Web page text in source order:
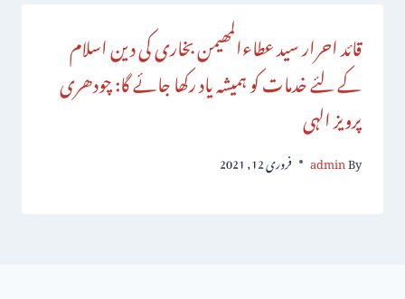
قائد احرار سید عطاءالمھیمن بخاری کی دین اسلام
کے لئے خدمات کو ہمیشہ یاد رکھا جائے گا: چودھری
پرویز الہی
By
admin فروری 12, 2021